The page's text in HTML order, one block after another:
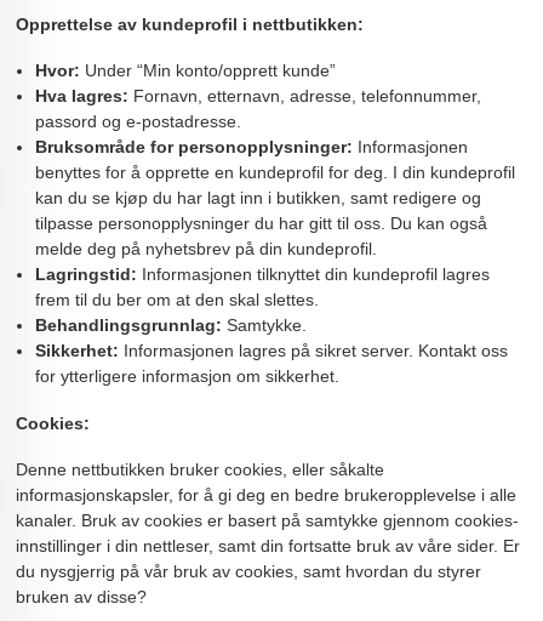
Opprettelse av kundeprofil i nettbutikken:
Hvor: Under “Min konto/opprett kunde”
Hva lagres: Fornavn, etternavn, adresse, telefonnummer,
passord og e-postadresse.
Bruksområde for personopplysninger: Informasjonen
benyttes for å opprette en kundeprofil for deg. I din kundeprofil
kan du se kjøp du har lagt inn i butikken, samt redigere og
tilpasse personopplysninger du har gitt til oss. Du kan også
melde deg på nyhetsbrev på din kundeprofil.
Lagringstid: Informasjonen tilknyttet din kundeprofil lagres
frem til du ber om at den skal slettes.
Behandlingsgrunnlag: Samtykke.
Sikkerhet: Informasjonen lagres på sikret server. Kontakt oss
for ytterligere informasjon om sikkerhet.
Cookies:
Denne nettbutikken bruker cookies, eller såkalte
informasjonskapsler, for å gi deg en bedre brukeropplevelse i alle
kanaler. Bruk av cookies er basert på samtykke gjennom cookies-
innstillinger i din nettleser, samt din fortsatte bruk av våre sider. Er
du nysgjerrig på vår bruk av cookies, samt hvordan du styrer
bruken av disse?